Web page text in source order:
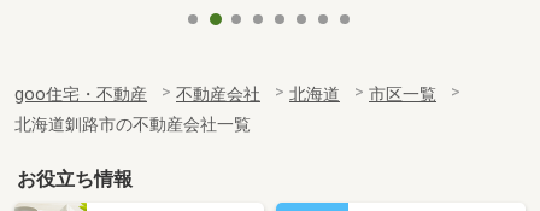
goo住宅・不動産 不動産会社 北海道
市区一覧
北海道釧路市の不動産会社一覧
お役立ち情報